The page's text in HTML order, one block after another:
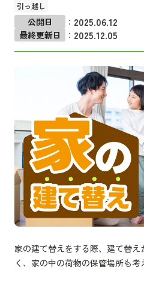
引っ越し
公開日 ： 2025.06.12
最終更新日 ： 2025.12.05
家の建て替えをする際、建て替
く、家の中の荷物の保管場所も考